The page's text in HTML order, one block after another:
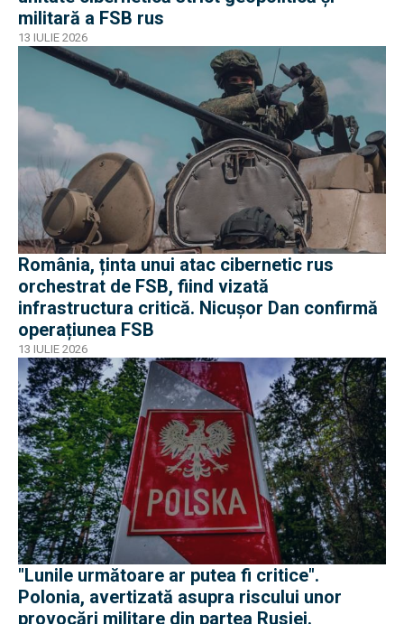
militară a FSB rus
13 IULIE 2026
România, ținta unui atac cibernetic rus
orchestrat de FSB, fiind vizată
infrastructura critică. Nicușor Dan confirmă
operațiunea FSB
13 IULIE 2026
"Lunile următoare ar putea fi critice".
Polonia, avertizată asupra riscului unor
provocări militare din partea Rusiei.